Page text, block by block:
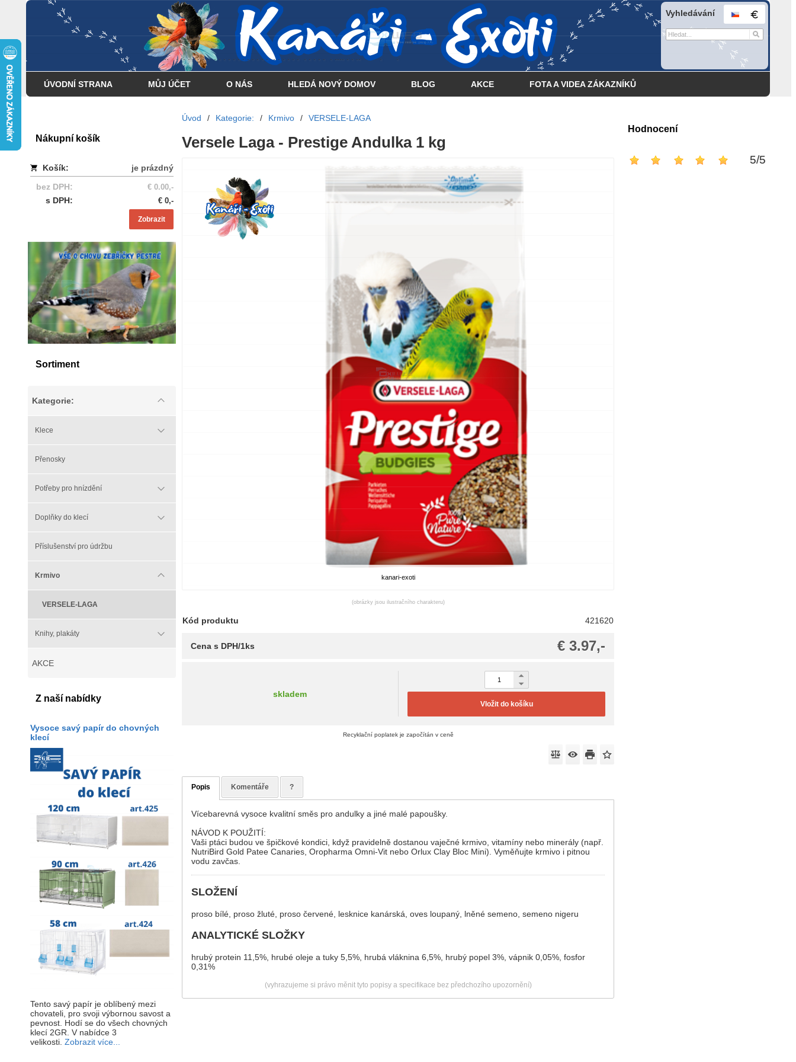
Vyhledávání
... . . . . . . . . . . . . . . . . . . . . . . . . . . . . . . . .... . . .. . .
ÚVODNÍ STRANA MŮJ ÚČET O NÁS HLEDÁ NOVÝ DOMOV BLOG AKCE FOTA A VIDEA ZÁKAZNÍKŮ
Nákupní košík
Košík:
je prázdný
bez DPH:
€ 0.00,-
s DPH: € 0,-
Zobrazit
Sortiment
Kategorie:
Klece
Přenosky
Potřeby pro hnízdění
Doplňky do klecí
Příslušenství pro údržbu
Krmivo
VERSELE-LAGA
Knihy, plakáty
AKCE
Z naší nabídky
Vysoce savý papír do chovných
klecí
Tento savý papír je oblíbený mezi
chovateli, pro svoji výbornou savost a
pevnost. Hodí se do všech chovných
klecí 2GR. V nabídce 3
velikosti. Zobrazit více...
Hodnocení
5/5
Úvod / Kategorie: / Krmivo / VERSELE-LAGA
Versele Laga - Prestige Andulka 1 kg
kanari-exoti
(obrázky jsou ilustračního charakteru)
Kód produktu 421620
€ 3.97,-
Cena s DPH/1ks
skladem
Vložit do košíku
Recyklační poplatek je započítán v ceně
Popis Komentáře ?
Vícebarevná vysoce kvalitní směs pro andulky a jiné malé papoušky.
NÁVOD K POUŽITÍ:
Vaši ptáci budou ve špičkové kondici, když pravidelně dostanou vaječné krmivo, vitamíny nebo minerály (např.
NutriBird Gold Patee Canaries, Oropharma Omni-Vit nebo Orlux Clay Bloc Mini). Vyměňujte krmivo i pitnou
vodu zavčas.
SLOŽENÍ
proso bílé, proso žluté, proso červené, lesknice kanárská, oves loupaný, lněné semeno, semeno nigeru
ANALYTICKÉ SLOŽKY
hrubý protein 11,5%, hrubé oleje a tuky 5,5%, hrubá vláknina 6,5%, hrubý popel 3%, vápnik 0,05%, fosfor
0,31%
(vyhrazujeme si právo měnit tyto popisy a specifikace bez předchozího upozornění)